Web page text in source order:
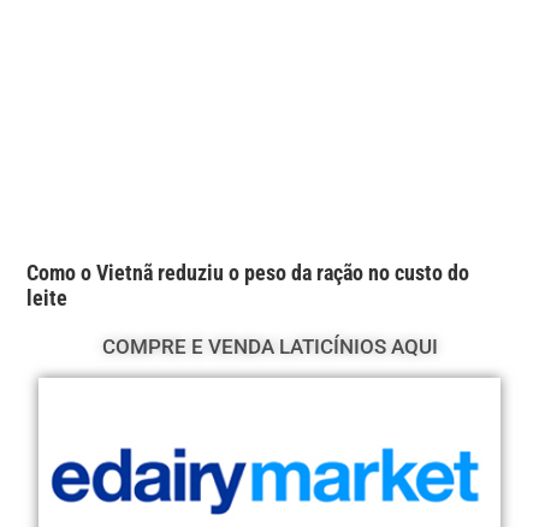
Como o Vietnã reduziu o peso da ração no custo do
leite
COMPRE E VENDA LATICÍNIOS AQUI